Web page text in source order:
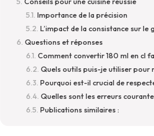
Importance de la précision
L’impact de la consistance sur
Questions et réponses
Comment convertir 180 ml en cl
Quels outils puis-je utiliser pour
Pourquoi est-il crucial de
Quelles sont les erreurs
Publications similaires :